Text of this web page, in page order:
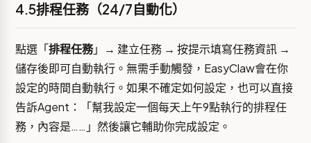
4.5排程任務（24/7自動化）
點選「排程任務」→ 建立任務 → 按提示填寫任務資訊 →
儲存後即可自動執行。無需手動觸發，EasyClaw會在你
設定的時間自動執行。如果不確定如何設定，也可以直接
告訴Agent：「幫我設定一個每天上午9點執行的排程任
務，內容是……」然後讓它輔助你完成設定。